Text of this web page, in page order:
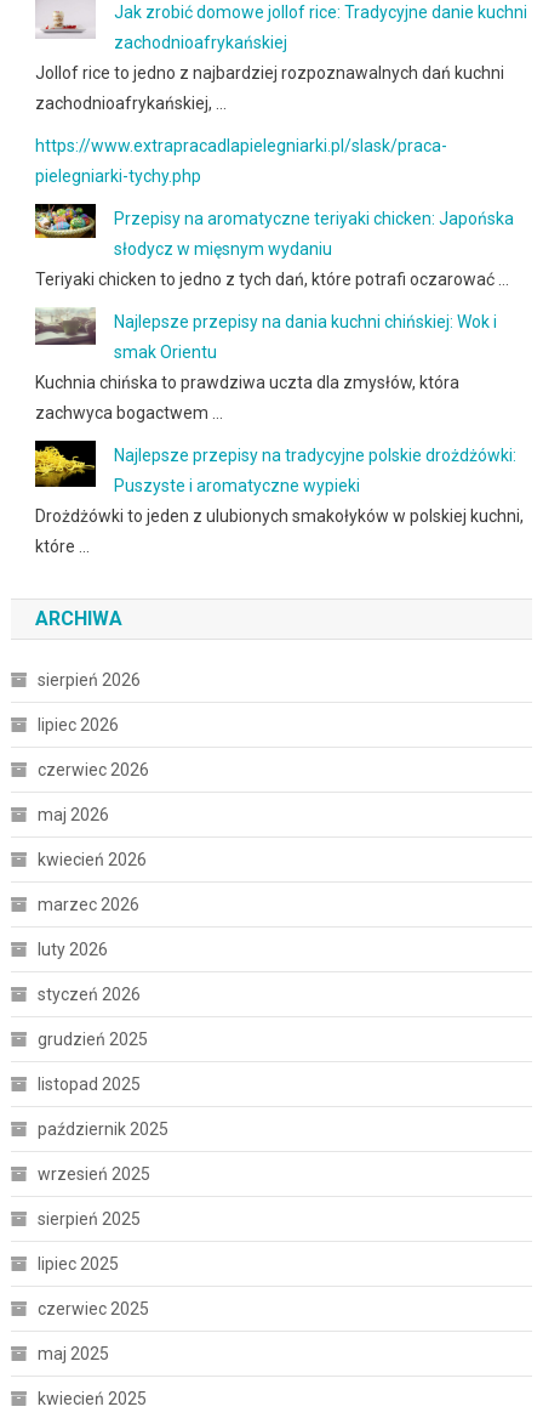
Jak zrobić domowe jollof rice: Tradycyjne danie kuchni
zachodnioafrykańskiej
Jollof rice to jedno z najbardziej rozpoznawalnych dań kuchni
zachodnioafrykańskiej, …
https://www.extrapracadlapielegniarki.pl/slask/praca-
pielegniarki-tychy.php
Przepisy na aromatyczne teriyaki chicken: Japońska
słodycz w mięsnym wydaniu
Teriyaki chicken to jedno z tych dań, które potrafi oczarować …
Najlepsze przepisy na dania kuchni chińskiej: Wok i
smak Orientu
Kuchnia chińska to prawdziwa uczta dla zmysłów, która
zachwyca bogactwem …
Najlepsze przepisy na tradycyjne polskie drożdżówki:
Puszyste i aromatyczne wypieki
Drożdżówki to jeden z ulubionych smakołyków w polskiej kuchni,
które …
ARCHIWA
sierpień 2026
lipiec 2026
czerwiec 2026
maj 2026
kwiecień 2026
marzec 2026
luty 2026
styczeń 2026
grudzień 2025
listopad 2025
październik 2025
wrzesień 2025
sierpień 2025
lipiec 2025
czerwiec 2025
maj 2025
kwiecień 2025